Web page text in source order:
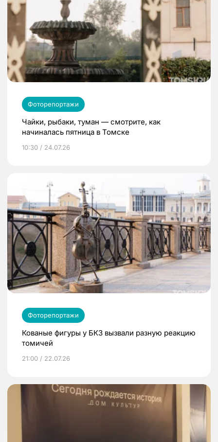
Фоторепортажи
Чайки, рыбаки, туман — смотрите, как
начиналась пятница в Томске
10:30 / 24.07.26
Фоторепортажи
Кованые фигуры у БКЗ вызвали разную реакцию
томичей
21:00 / 22.07.26